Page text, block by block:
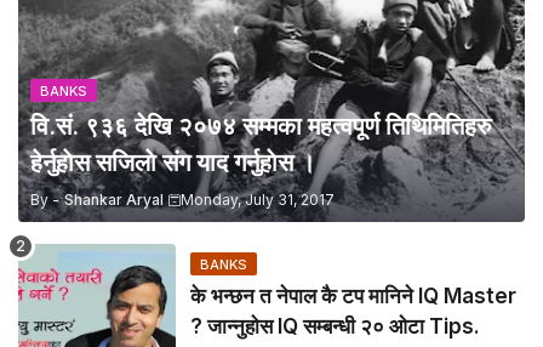
BANKS
वि.सं. ९३६ देखि २०७४ सम्मका महत्वपूर्ण तिथिमितिहरु
हेर्नुहाेस सजिलाे संग याद गर्नुहाेस ।
By - Shankar Aryal Monday, July 31, 2017
BANKS
के भन्छन त नेपाल कै टप मानिने IQ Master
? जान्नुहाेस IQ सम्बन्धी २० ओटा Tips.